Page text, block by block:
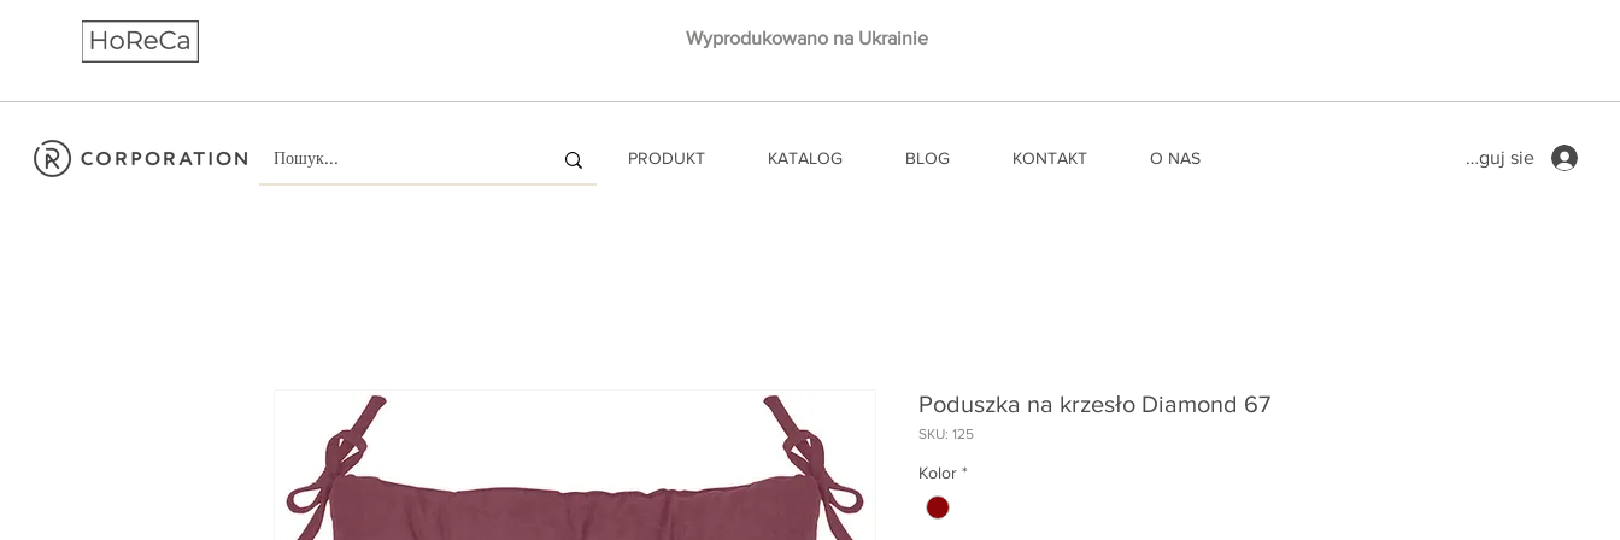
Wyprodukowano na Ukrainie
PRODUKT KATALOG BLOG KONTAKT O NAS Zaloguj sie
Poduszka na krzesło Diamond 67
SKU: 125
Kolor *